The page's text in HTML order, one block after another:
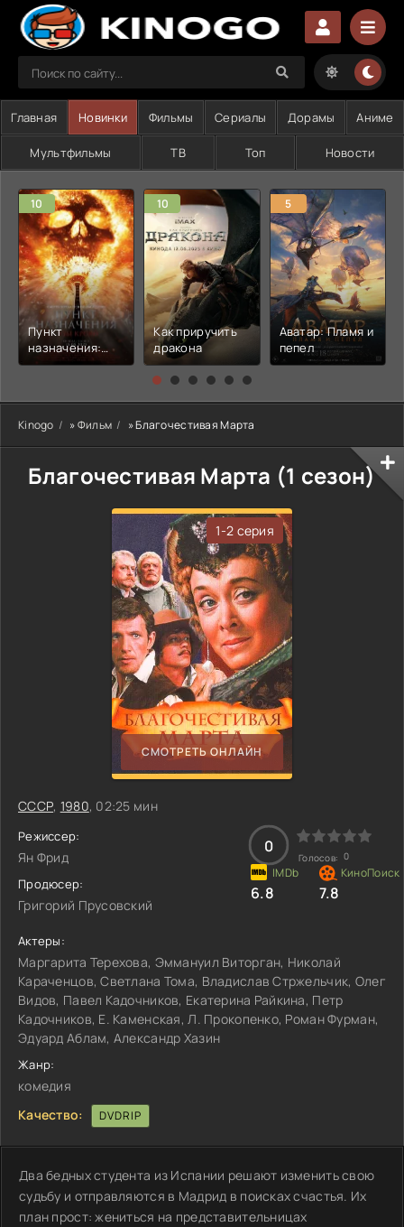
Главная Новинки Фильмы Сериалы Дорамы Аниме
Мультфильмы ТВ Топ Новости
10
Пункт
назначения:
Узы крови
10
Как приручить
дракона
5
Аватар: Пламя и
пепел
Kinogo »Фильм » Благочестивая Марта
Благочестивая Марта (1 сезон)
1-2 серия
СМОТРЕТЬ ОНЛАЙН
СССР, 1980, 02:25 мин
Режиссер:
Ян Фрид
Продюсер:
Григорий Прусовский
0
Голосов: 0
6.8 7.8
Актеры:
Маргарита Терехова, Эммануил Виторган, Николай
Караченцов, Светлана Тома, Владислав Стржельчик, Олег
Видов, Павел Кадочников, Екатерина Райкина, Петр
Кадочников, Е. Каменская, Л. Прокопенко, Роман Фурман,
Эдуард Аблам, Александр Хазин
Жанр:
комедия
Качество:
DVDRIP
Два бедных студента из Испании решают изменить свою
судьбу и отправляются в Мадрид в поисках счастья. Их
план прост: жениться на представительницах